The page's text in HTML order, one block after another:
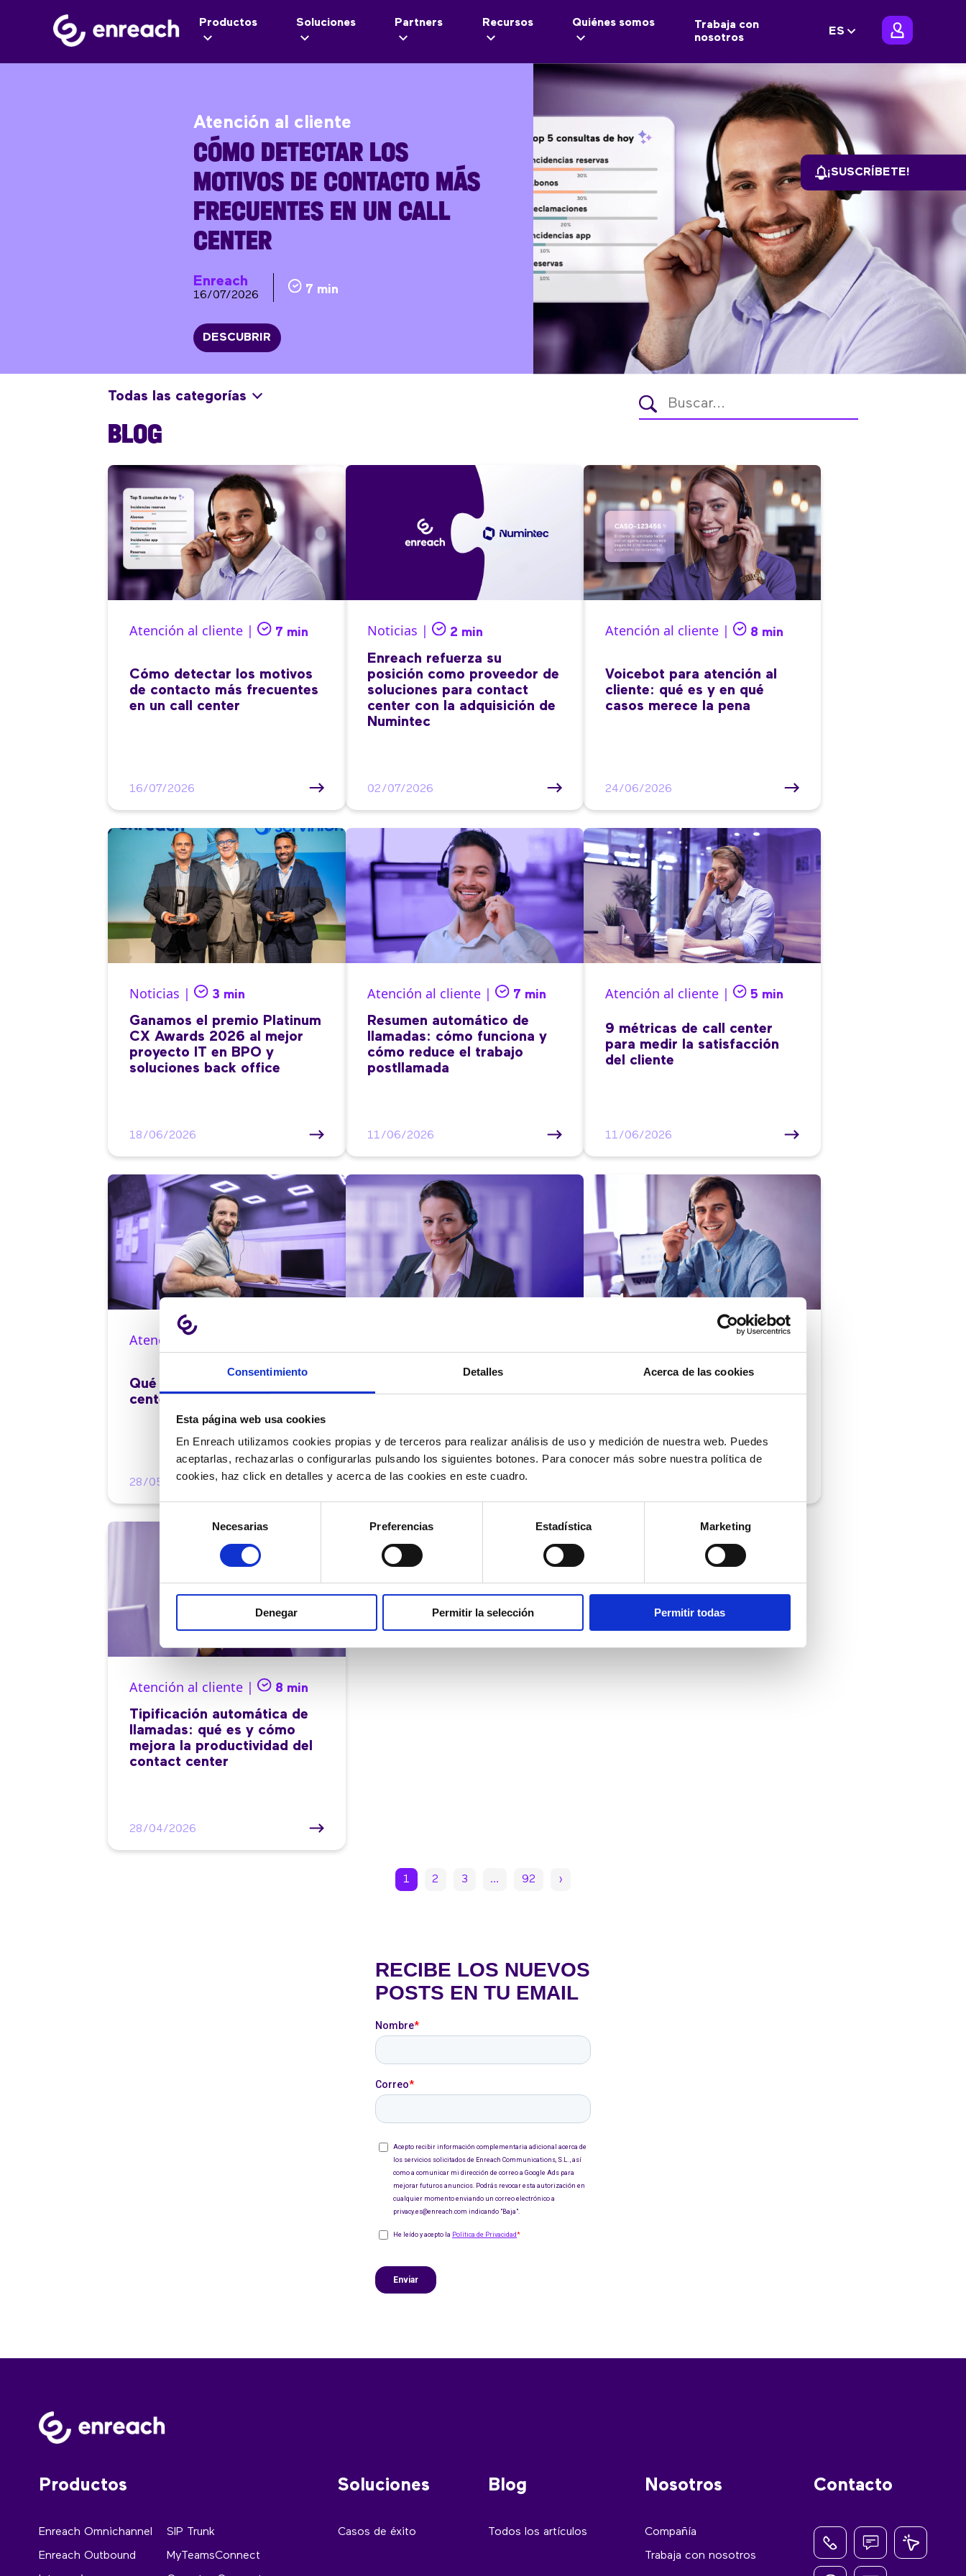
Consentimiento Detalles Acerca de las cookies
Esta página web usa cookies
En Enreach utilizamos cookies propias y de terceros para realizar análisis de uso y medición de nuestra web. Puedes
aceptarlas, rechazarlas o configurarlas pulsando los siguientes botones. Para conocer más sobre nuestra política de
cookies, haz click en detalles y acerca de las cookies en este cuadro.
consentimiento
Necesarias Preferencias Estadística Marketing
Denegar Permitir la selección Permitir todas
Productos Soluciones Partners Recursos Quiénes somos
Trabaja con
nosotros
ES
Atención al cliente
CÓMO DETECTAR LOS
MOTIVOS DE CONTACTO MÁS
FRECUENTES EN UN CALL
CENTER
Enreach
16/07/2026 7 min
DESCUBRIR
Todas las categorías
BLOG
Atención al cliente | 7 min
Cómo detectar los motivos
de contacto más frecuentes
en un call center
16/07/2026
Noticias | 2 min
Enreach refuerza su
posición como proveedor de
soluciones para contact
center con la adquisición de
Numintec
02/07/2026
Atención al cliente | 8 min
Voicebot para atención al
cliente: qué es y en qué
casos merece la pena
24/06/2026
Noticias | 3 min
Ganamos el premio Platinum
CX Awards 2026 al mejor
proyecto IT en BPO y
soluciones back office
18/06/2026
Atención al cliente | 7 min
Resumen automático de
llamadas: cómo funciona y
cómo reduce el trabajo
postllamada
11/06/2026
Atención al cliente | 5 min
9 métricas de call center
para medir la satisfacción
del cliente
11/06/2026
Atención al cliente |
Qué es el FCR en un contact
center y cómo mejorarlo
28/05/2026
Cómo automatizar la
evaluación de llamadas en
12/05/2026
Cómo comprobar si tu
los tiempos de respuesta
Atención al cliente | 8 min
Tipificación automática de
llamadas: qué es y cómo
mejora la productividad del
contact center
28/04/2026
1 2 3 … 92 ›
¡SUSCRÍBETE!
Productos
Enreach Omnichannel
Enreach Outbound
SIP Trunk
MyTeamsConnect
Soluciones
Casos de éxito
Blog
Todos los artículos
Nosotros
Compañía
Trabaja con nosotros
Contacto